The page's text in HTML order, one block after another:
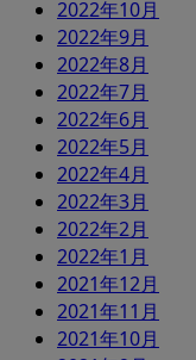
2022年10月
2022年9月
2022年8月
2022年7月
2022年6月
2022年5月
2022年4月
2022年3月
2022年2月
2022年1月
2021年12月
2021年11月
2021年10月